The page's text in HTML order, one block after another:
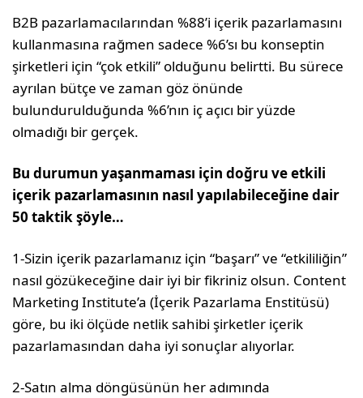
B2B pazarlamacılarından %88’i içerik pazarlamasını
kullanmasına rağmen sadece %6’sı bu konseptin
şirketleri için “çok etkili” olduğunu belirtti. Bu sürece
ayrılan bütçe ve zaman göz önünde
bulundurulduğunda %6’nın iç açıcı bir yüzde
olmadığı bir gerçek.
Bu durumun yaşanmaması için doğru ve etkili
içerik pazarlamasının nasıl yapılabileceğine dair
50 taktik şöyle…
1-Sizin içerik pazarlamanız için “başarı” ve “etkililiğin”
nasıl gözükeceğine dair iyi bir fikriniz olsun. Content
Marketing Institute’a (İçerik Pazarlama Enstitüsü)
göre, bu iki ölçüde netlik sahibi şirketler içerik
pazarlamasından daha iyi sonuçlar alıyorlar.
2-Satın alma döngüsünün her adımında